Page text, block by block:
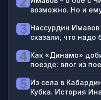
возможно. Но и
3 Нассурдин Имавов
сказали, что надо
за пояс»
4 Как «Динамо»
поезде: влог из
5 Из села в
Кубка. История